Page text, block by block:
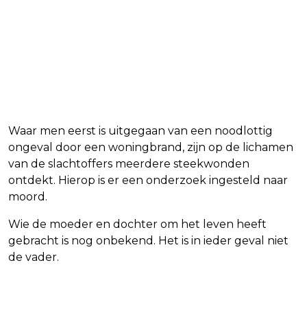
Waar men eerst is uitgegaan van een noodlottig
ongeval door een woningbrand, zijn op de lichamen
van de slachtoffers meerdere steekwonden
ontdekt. Hierop is er een onderzoek ingesteld naar
moord.
Wie de moeder en dochter om het leven heeft
gebracht is nog onbekend. Het is in ieder geval niet
de vader.